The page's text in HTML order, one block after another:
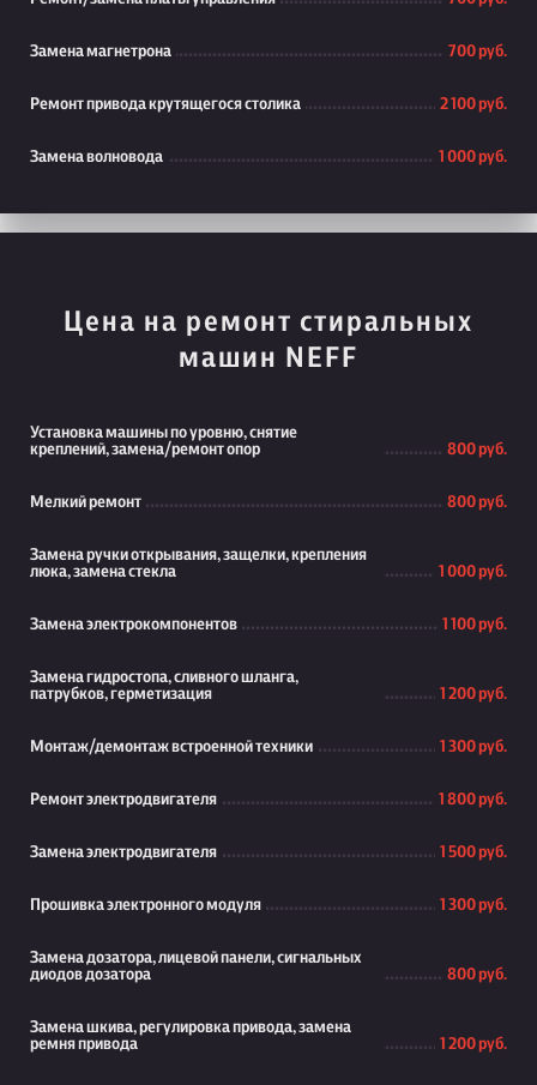
Замена магнетрона 700 руб.
Ремонт привода крутящегося столика 2 100 руб.
Замена волновода 1 000 руб.
Цена на ремонт стиральных
машин NEFF
Установка машины по уровню, снятие
креплений, замена/ремонт опор
800 руб.
Мелкий ремонт 800 руб.
Замена ручки открывания, защелки, крепления
люка, замена стекла
1 000 руб.
Замена электрокомпонентов 1 100 руб.
Замена гидростопа, сливного шланга,
патрубков, герметизация
1 200 руб.
Монтаж/демонтаж встроенной техники 1 300 руб.
Ремонт электродвигателя 1 800 руб.
Замена электродвигателя 1 500 руб.
Прошивка электронного модуля 1 300 руб.
Замена дозатора, лицевой панели, сигнальных
диодов дозатора
800 руб.
Замена шкива, регулировка привода, замена
ремня привода
1 200 руб.